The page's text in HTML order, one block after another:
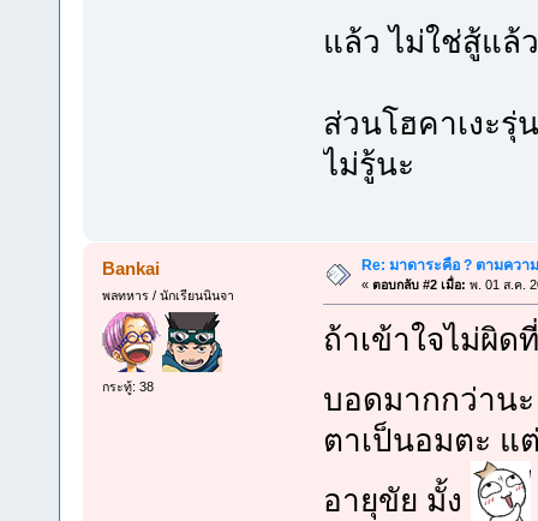
แล้ว ไม่ใช่สู้แล้
ส่วนโฮคาเงะรุ่
ไม่รู้นะ
Bankai
พลทหาร / นักเรียนนินจา
กระทู้: 38
Re: มาดาระคือ ? ตามควา
« ตอบกลับ #2 เมื่อ: พ. 01 ส.ค.
ถ้าเข้าใจไม่ผิด
บอดมากกว่าน
ตาเป็นอมตะ
อายุขัย มั้ง